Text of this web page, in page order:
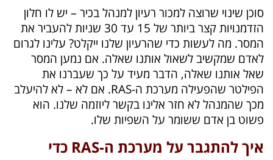
סוכן שינוי שרוצה למכור רעיון למנהל בכיר – יש לו חלון
הזדמנויות קצר ביותר של 15 עד 30 שניות להעביר את
המסר. מה לעשות כדי שהרעיון שלנו ייקלט? עלינו לגרום
לאדם שמקשיב לשאול אותנו שאלה. אם נמען המסר
שאל אותנו שאלה, הדבר מעיד על כך שעברנו את
הפילטר שהפעילה מערכת ה-RAS. אם לא – לא להיעלב
מכך שהמנהל לא חזר אלינו בקשר ליוזמה שלנו. הוא
פשוט בן אדם ששומר על השפיות שלו.
איך להתגבר על מערכת ה-RAS כדי